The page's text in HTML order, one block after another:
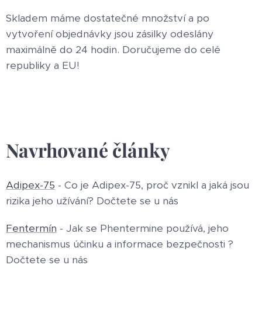
Skladem máme dostatečné množství a po
vytvoření objednávky jsou zásilky odeslány
maximálně do 24 hodin. Doručujeme do celé
republiky a EU!
Navrhované články
Adipex-75 - Co je Adipex-75, proč vznikl a jaká jsou
rizika jeho užívání? Dočtete se u nás
Fentermín - Jak se Phentermine používá, jeho
mechanismus účinku a informace bezpečnosti ?
Dočtete se u nás